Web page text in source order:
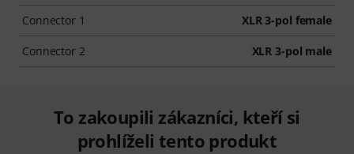
Connector 1 XLR 3-pol female
Connector 2 XLR 3-pol male
To zakoupili zákazníci, kteří si
prohlíželi tento produkt